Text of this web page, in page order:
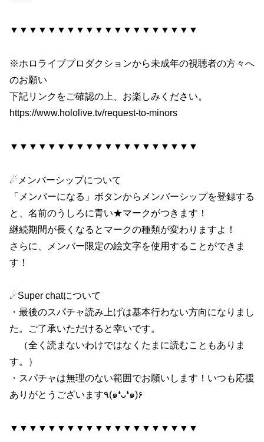
▼▼▼▼▼▼▼▼▼▼▼▼▼▼▼▼▼▼▼▼
※ホロライブプロダクションから未成年の視聴者の方々へ
のお願い
下記リンクをご確認の上、お楽しみください。
https://www.hololive.tv/request-to-minors
▼▼▼▼▼▼▼▼▼▼▼▼▼▼▼▼▼▼▼▼
☄メンバーシップについて
「メンバーになる」ボタンからメンバーシップを登録する
と、名前のうしろに青い★マークがつきます！
継続期間が長くなるとマークの種類が変わりますよ！
さらに、メンバー限定の絵文字を使用することができま
す！
☄Super chatについて
・最後のスパチャ読み上げは基本行わない方向になりまし
た。ご了承いただけると幸いです。
（全く読まないわけではなくたまに読むこともありま
す。）
・スパチャは無理のない範囲でお願いします！いつも応援
ありがとうございます٩(๑❛ᴗ❛๑)۶
▼▼▼▼▼▼▼▼▼▼▼▼▼▼▼▼▼▼▼▼